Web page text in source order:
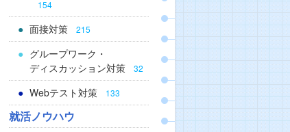
154
面接対策 215
グループワーク・
ディスカッション対策
32
Webテスト対策 133
就活ノウハウ